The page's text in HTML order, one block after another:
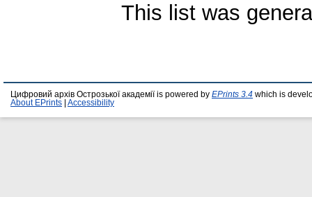
This list was
Цифровий архів Острозької академії is powered by EPrints 3.4 which is
About EPrints
Accessibility